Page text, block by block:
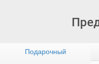
Подарочный